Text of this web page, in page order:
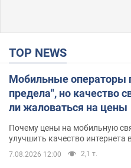
TOP NEWS
Мобильные операторы
предела", но качество
ли жаловаться на цены
Почему цены на мобильную
улучшить качество интернета
7.08.2026 12:00 2,1 т.